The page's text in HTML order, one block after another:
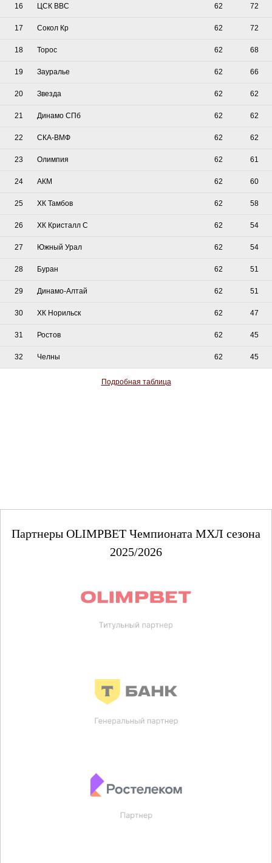
16 ЦСК ВВС 62 72
17 Сокол Кр 62 72
18 Торос 62 68
19 Зауралье 62 66
20 Звезда 62 62
21 Динамо СПб 62 62
22 СКА-ВМФ 62 62
23 Олимпия 62 61
24 АКМ 62 60
25 ХК Тамбов 62 58
26 ХК Кристалл С 62 54
27 Южный Урал 62 54
28 Буран 62 51
29 Динамо-Алтай 62 51
30 ХК Норильск 62 47
31 Ростов 62 45
32 Челны 62 45
Подробная таблица
Партнеры OLIMPBET Чемпионата МХЛ сезона
2025/2026